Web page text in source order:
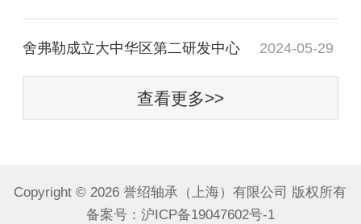
舍弗勒成立大中华区第二研发中心 2024-05-29
查看更多>>
Copyright © 2026 誉绍轴承（上海）有限公司 版权所有
备案号： 沪ICP备19047602号-1